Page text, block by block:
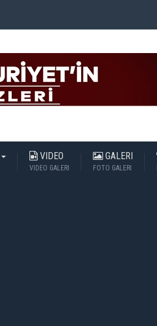
VIDEO
VIDEO GALERI
GALERI
FOTO GALERI